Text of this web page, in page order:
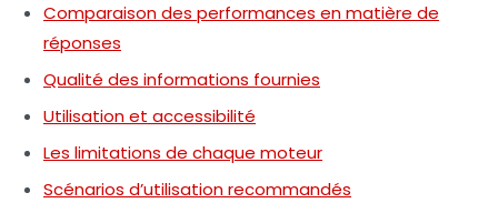
Comparaison des performances en matière de
réponses
Qualité des informations fournies
Utilisation et accessibilité
Les limitations de chaque moteur
Scénarios d’utilisation recommandés